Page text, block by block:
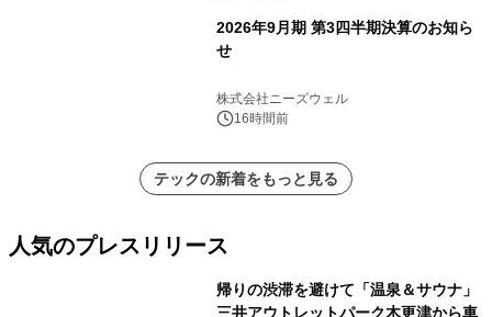
2026年9月期 第3四半期決算のお知ら
せ
株式会社ニーズウェル
16時間前
テックの新着をもっと見る
人気のプレスリリース
帰りの渋滞を避けて「温泉＆サウナ」
三井アウトレットパーク木更津から車